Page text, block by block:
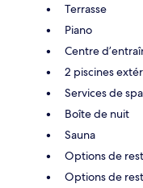
Terrasse
Piano
Centre
2 piscines
Services de spa
Boîte de nuit
Sauna
Options de
Options de